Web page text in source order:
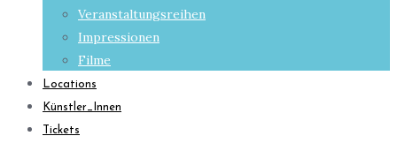
Veranstaltungsreihen
Impressionen
Filme
Locations
Künstler_Innen
Tickets